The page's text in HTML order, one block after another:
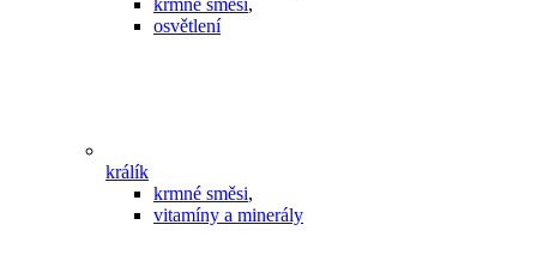
krmné směsi,
osvětlení
králík
krmné směsi,
vitamíny a minerály